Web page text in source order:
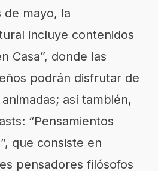
de mayo, la
incluye contenidos
Casa”, donde las
podrán disfrutar de
así también,
“Pensamientos
que consiste en
pensadores filósofos